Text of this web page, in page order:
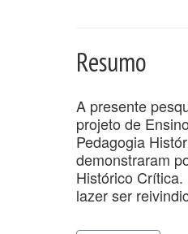
Resumo
A presente
projeto de
Pedagogia
demonstraram
Histórico
lazer ser